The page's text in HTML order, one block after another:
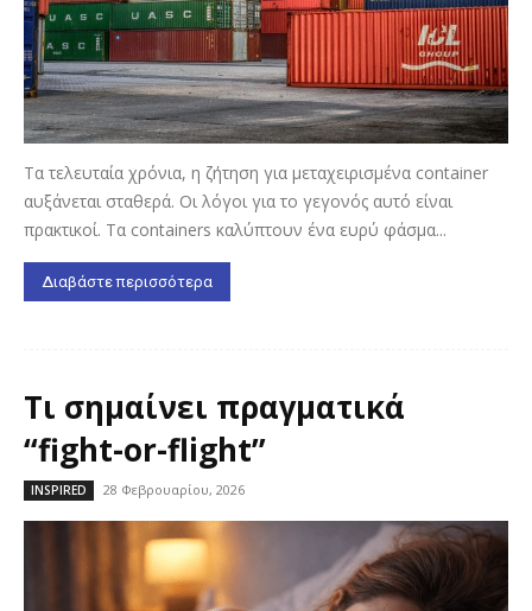
Τα τελευταία χρόνια, η ζήτηση για μεταχειρισμένα container
αυξάνεται σταθερά. Οι λόγοι για το γεγονός αυτό είναι
πρακτικοί. Τα containers καλύπτουν ένα ευρύ φάσμα...
Διαβάστε περισσότερα
Τι σημαίνει πραγματικά
“fight-or-flight”
INSPIRED 28 Φεβρουαρίου, 2026